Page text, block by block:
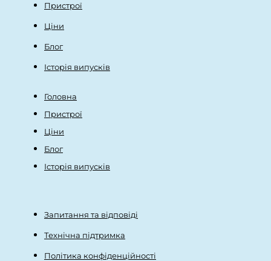
Пристрої
Ціни
Блог
Історія випусків
Головна
Пристрої
Ціни
Блог
Історія випусків
Запитання та відповіді
Технічна підтримка
Політика конфіденційності